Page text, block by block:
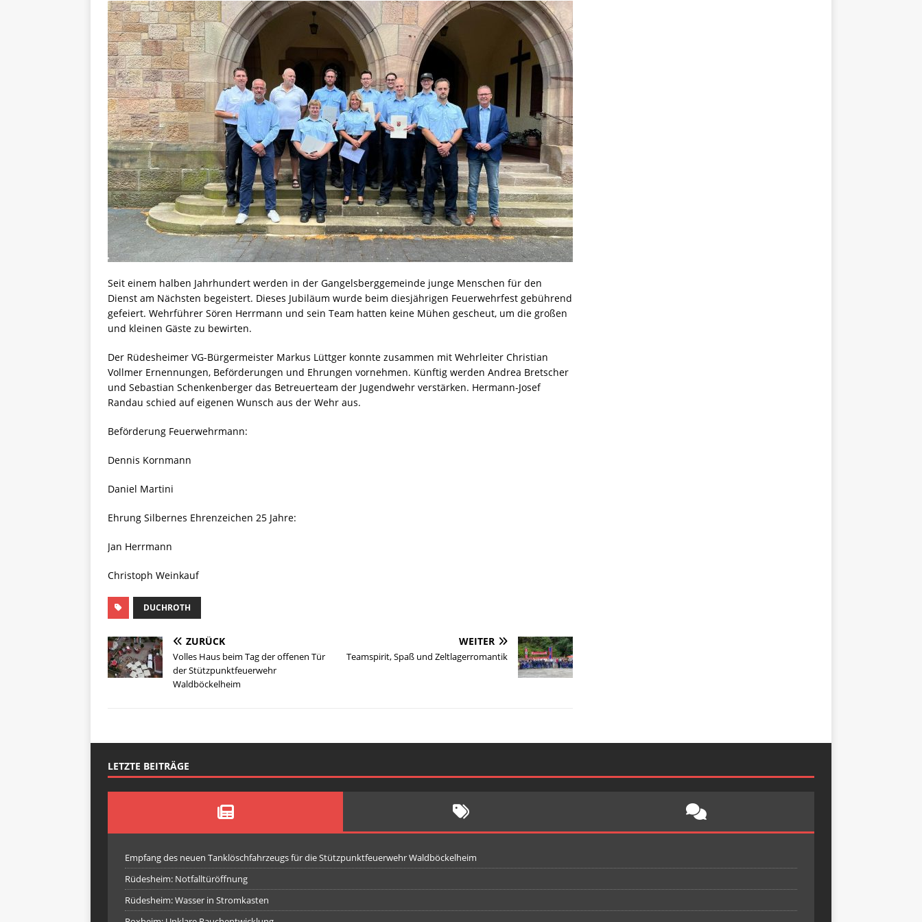
Seit einem halben Jahrhundert werden in der Gangelsberggemeinde junge Menschen für den
Dienst am Nächsten begeistert. Dieses Jubiläum wurde beim diesjährigen Feuerwehrfest gebührend
gefeiert. Wehrführer Sören Herrmann und sein Team hatten keine Mühen gescheut, um die großen
und kleinen Gäste zu bewirten.
Der Rüdesheimer VG-Bürgermeister Markus Lüttger konnte zusammen mit Wehrleiter Christian
Vollmer Ernennungen, Beförderungen und Ehrungen vornehmen. Künftig werden Andrea Bretscher
und Sebastian Schenkenberger das Betreuerteam der Jugendwehr verstärken. Hermann-Josef
Randau schied auf eigenen Wunsch aus der Wehr aus.
Beförderung Feuerwehrmann:
Dennis Kornmann
Daniel Martini
Ehrung Silbernes Ehrenzeichen 25 Jahre:
Jan Herrmann
Christoph Weinkauf
DUCHROTH
ZURÜCK
Volles Haus beim Tag der offenen Tür
der Stützpunktfeuerwehr
Waldböckelheim
WEITER
Teamspirit, Spaß und Zeltlagerromantik
LETZTE BEITRÄGE
Empfang des neuen Tanklöschfahrzeugs für die Stützpunktfeuerwehr Waldböckelheim
Rüdesheim: Notfalltüröffnung
Rüdesheim: Wasser in Stromkasten